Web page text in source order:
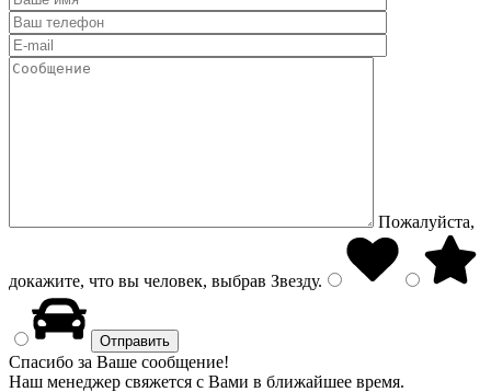
Пожалуйста,
докажите, что вы человек, выбрав Звезду.
Спасибо за Ваше сообщение!
Наш менеджер свяжется с Вами в ближайшее время.